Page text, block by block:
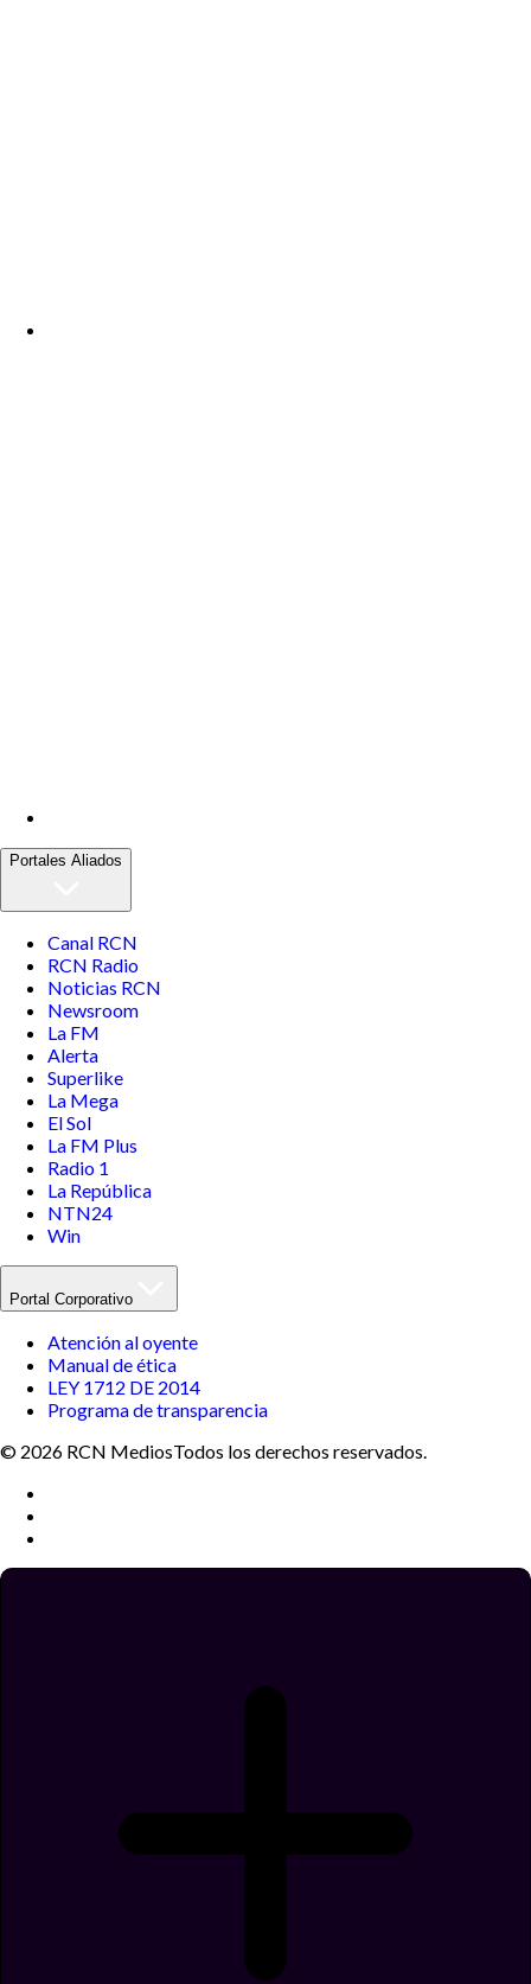
Portales Aliados
Canal RCN
RCN Radio
Noticias RCN
Newsroom
La FM
Alerta
Superlike
La Mega
El Sol
La FM Plus
Radio 1
La República
NTN24
Win
Portal Corporativo
Atención al oyente
Manual de ética
LEY 1712 DE 2014
Programa de transparencia
© 2026 RCN MediosTodos los derechos reservados.